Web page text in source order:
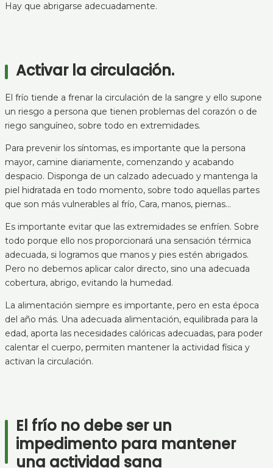
Hay que abrigarse adecuadamente.
Activar la circulación.
El frío tiende a frenar la circulación de la sangre y ello supone
un riesgo a persona que tienen problemas del corazón o de
riego sanguíneo, sobre todo en extremidades.
Para prevenir los síntomas, es importante que la persona
mayor, camine diariamente, comenzando y acabando
despacio. Disponga de un calzado adecuado y mantenga la
piel hidratada en todo momento, sobre todo aquellas partes
que son más vulnerables al frío, Cara, manos, piernas…
Es importante evitar que las extremidades se enfríen. Sobre
todo porque ello nos proporcionará una sensación térmica
adecuada, si logramos que manos y pies estén abrigados.
Pero no debemos aplicar calor directo, sino una adecuada
cobertura, abrigo, evitando la humedad.
La alimentación siempre es importante, pero en esta época
del año más. Una adecuada alimentación, equilibrada para la
edad, aporta las necesidades calóricas adecuadas, para poder
calentar el cuerpo, permiten mantener la actividad física y
activan la circulación.
El frío no debe ser un
impedimento para mantener
una actividad sana